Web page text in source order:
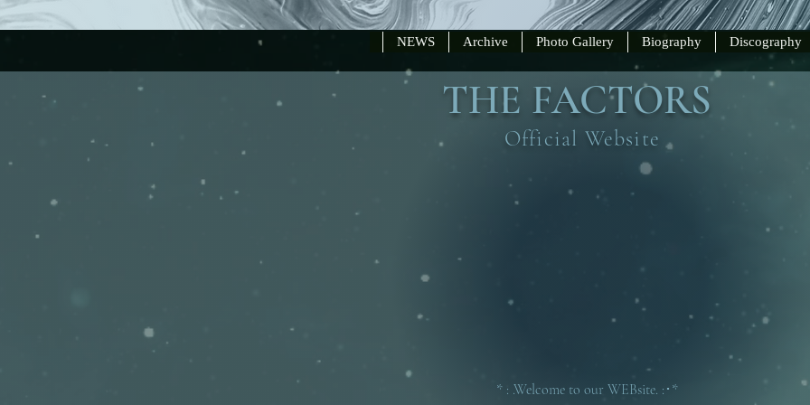
NEWS Archive Photo Gallery Biography Discography
​THE FACTORS
Official Website
* : .Welcome to our WEBsite. :･*